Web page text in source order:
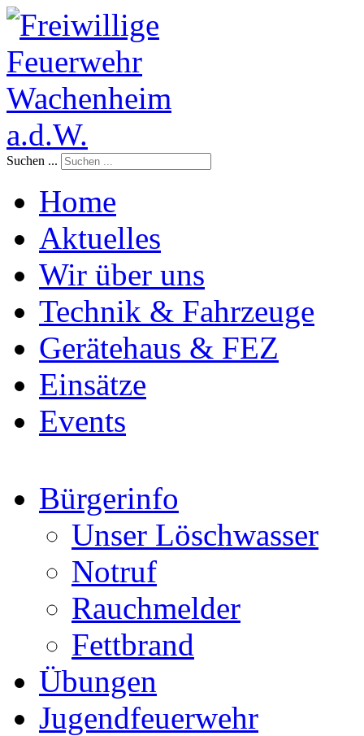
Suchen ...
Home
Aktuelles
Wir über uns
Technik & Fahrzeuge
Gerätehaus & FEZ
Einsätze
Events
Bürgerinfo
Unser Löschwasser
Notruf
Rauchmelder
Fettbrand
Übungen
Jugendfeuerwehr